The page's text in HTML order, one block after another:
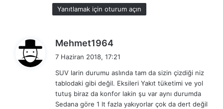
Yanıtlamak için oturum açın
Mehmet1964
i
k
i
7 Haziran 2018, 17:21
SUV larin durumu aslında tam da sizin çizdiği niz
tablodaki gibi değil. Eksileri Yakıt tüketimi ve yol
tutuş biraz da konfor lakin şu var aynı durumda
Sedana göre 1 lt fazla yakıyorlar çok da dert değil